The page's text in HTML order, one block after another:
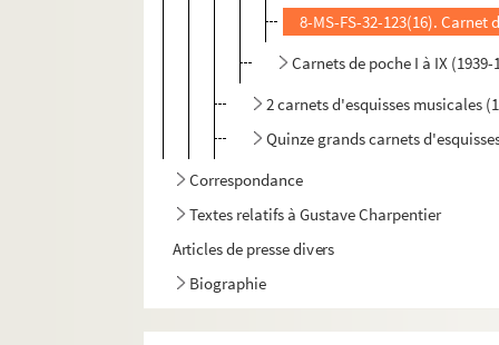
8-MS-FS-32-123(16). Carnet
Carnets de poche I à IX (1939-
2 carnets d'esquisses musicales
Quinze grands carnets
Correspondance
Textes relatifs à Gustave Charpentier
Articles de presse divers
Biographie